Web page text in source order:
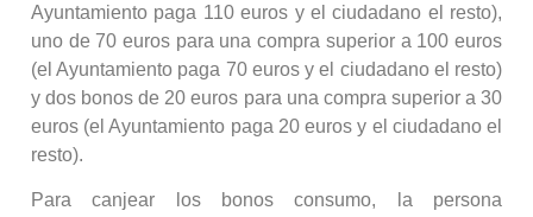
Ayuntamiento paga 110 euros y el ciudadano el resto),
uno de 70 euros para una compra superior a 100 euros
(el Ayuntamiento paga 70 euros y el ciudadano el resto)
y dos bonos de 20 euros para una compra superior a 30
euros (el Ayuntamiento paga 20 euros y el ciudadano el
resto).
Para canjear los bonos consumo, la persona